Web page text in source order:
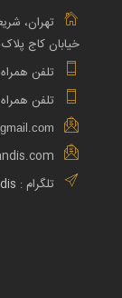
تهران،
خیابان کاج پلاک ۳۹
تلفن همراه : ۰۹۱۲۹۶۱۴۱۹۱ (سعید حقی –
تلفن همراه : ۰۹۰۵۵۸۵۹۷۲۸
تلگرام :